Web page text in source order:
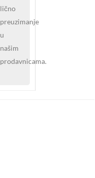
lično
preuzimanje
u
našim
prodavnicama.